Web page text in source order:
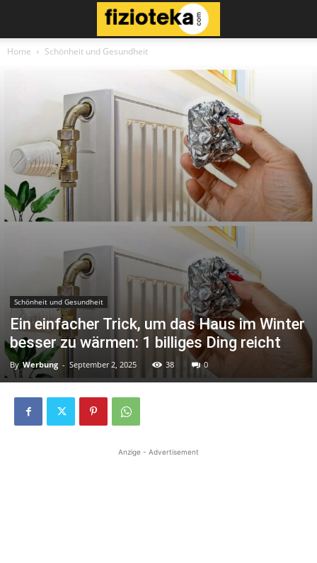
Home Schönheit und Gesundheit
Schönheit und Gesundheit
Ein einfacher Trick, um das Haus im Winter
besser zu wärmen: 1 billiges Ding reicht
By Werbung - September 2, 2025 38 0
Anzige - Advertisement